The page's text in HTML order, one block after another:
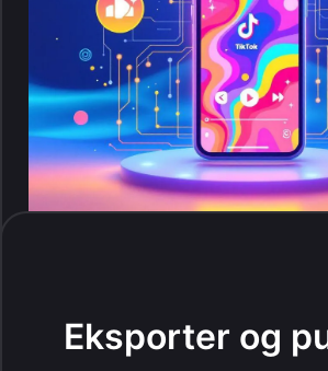
Eksporter og